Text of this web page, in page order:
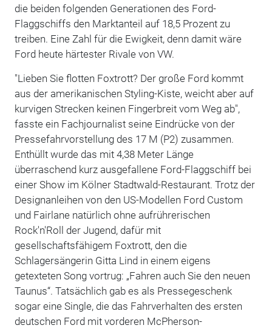
die beiden folgenden Generationen des Ford-
Flaggschiffs den Marktanteil auf 18,5 Prozent zu
treiben. Eine Zahl für die Ewigkeit, denn damit wäre
Ford heute härtester Rivale von VW.
"Lieben Sie flotten Foxtrott? Der große Ford kommt
aus der amerikanischen Styling-Kiste, weicht aber auf
kurvigen Strecken keinen Fingerbreit vom Weg ab",
fasste ein Fachjournalist seine Eindrücke von der
Pressefahrvorstellung des 17 M (P2) zusammen.
Enthüllt wurde das mit 4,38 Meter Länge
überraschend kurz ausgefallene Ford-Flaggschiff bei
einer Show im Kölner Stadtwald-Restaurant. Trotz der
Designanleihen von den US-Modellen Ford Custom
und Fairlane natürlich ohne aufrührerischen
Rock'n'Roll der Jugend, dafür mit
gesellschaftsfähigem Foxtrott, den die
Schlagersängerin Gitta Lind in einem eigens
getexteten Song vortrug: „Fahren auch Sie den neuen
Taunus“. Tatsächlich gab es als Pressegeschenk
sogar eine Single, die das Fahrverhalten des ersten
deutschen Ford mit vorderen McPherson-